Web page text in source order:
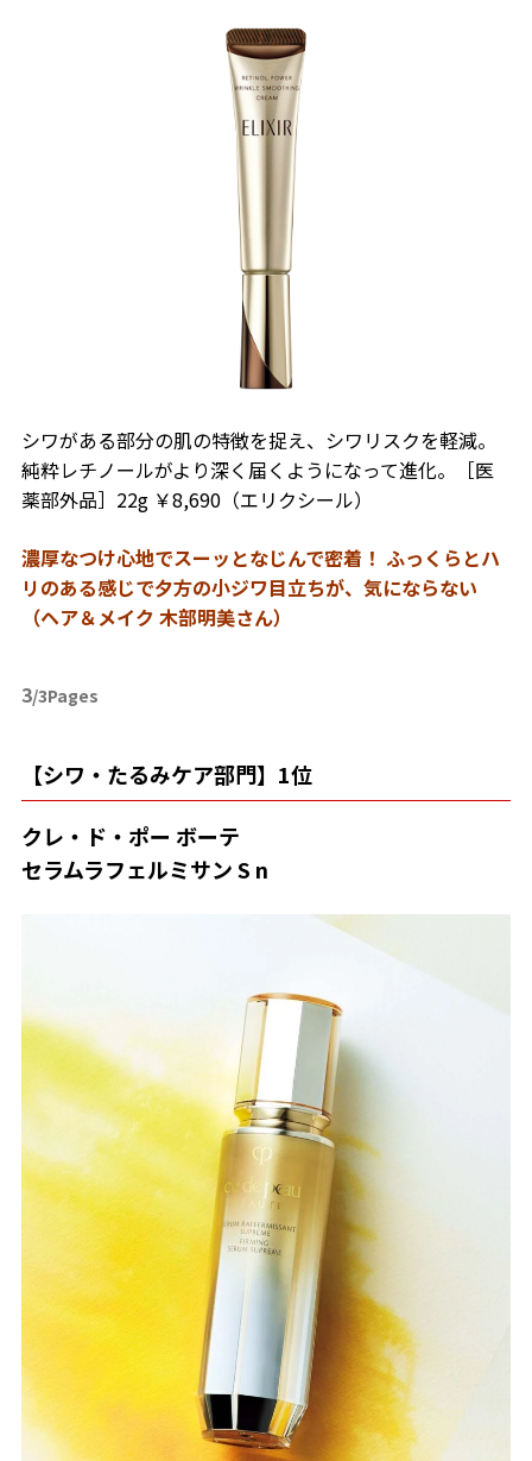
シワがある部分の肌の特徴を捉え、シワリスクを軽減。
純粋レチノールがより深く届くようになって進化。［医
薬部外品］22g ￥8,690（エリクシール）
濃厚なつけ心地でスーッとなじんで密着！ ふっくらとハ
リのある感じで夕方の小ジワ目立ちが、気にならない
（ヘア＆メイク 木部明美さん）
3/3Pages
【シワ・たるみケア部門】1位
クレ・ド・ポー ボーテ
セラムラフェルミサンS n